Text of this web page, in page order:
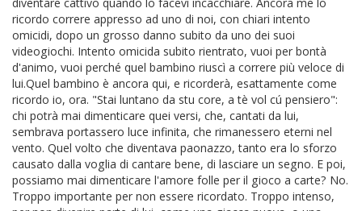
ricordo correre appresso ad uno di noi, con chiari intento
omicidi, dopo un grosso danno subito da uno dei suoi
videogiochi. Intento omicida subito rientrato, vuoi per bontà
d'animo, vuoi perché quel bambino riuscì a correre più veloce di
lui.Quel bambino è ancora qui, e ricorderà, esattamente come
ricordo io, ora. "Stai luntano da stu core, a tè vol cú pensiero":
chi potrà mai dimenticare quei versi, che, cantati da lui,
sembrava portassero luce infinita, che rimanessero eterni nel
vento. Quel volto che diventava paonazzo, tanto era lo sforzo
causato dalla voglia di cantare bene, di lasciare un segno. E poi,
possiamo mai dimenticare l'amore folle per il gioco a carte? No.
Troppo importante per non essere ricordato. Troppo intenso,